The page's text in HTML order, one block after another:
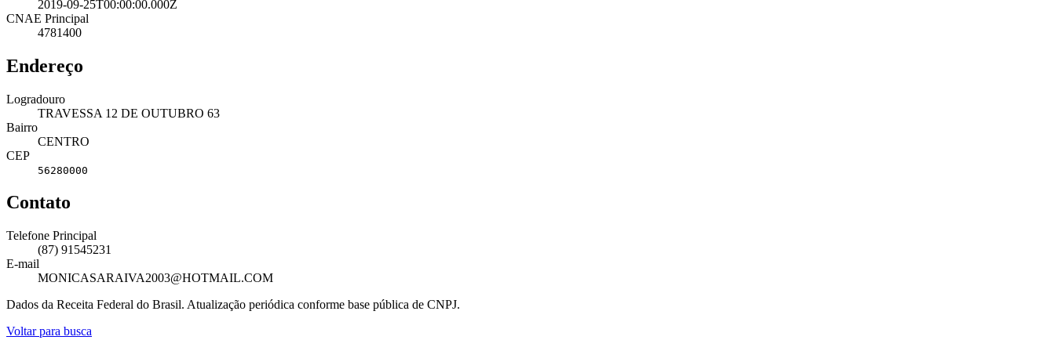
2019-09-25T00:00:00.000Z
CNAE Principal
4781400
Endereço
Logradouro
TRAVESSA 12 DE OUTUBRO 63
Bairro
CENTRO
CEP
56280000
Contato
Telefone Principal
(87) 91545231
E-mail
MONICASARAIVA2003@HOTMAIL.COM
Dados da Receita Federal do Brasil. Atualização periódica conforme base pública de CNPJ.
Voltar para busca